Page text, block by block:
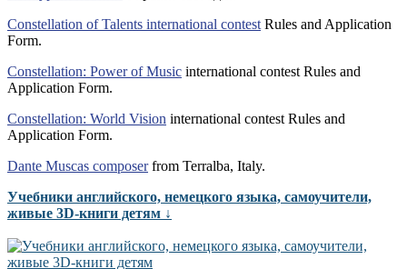
Constellation of Talents international contest Rules and Application
Form.
Constellation: Power of Music international contest Rules and
Application Form.
Constellation: World Vision international contest Rules and
Application Form.
Dante Muscas composerfrom Terralba, Italy.
Учебники английского, немецкого языка, самоучители,
живые 3D-книги детям ↓